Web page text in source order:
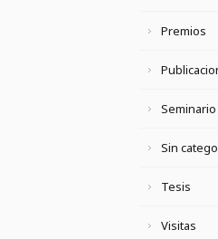
Premios
Seminario
Sin
Tesis
Visitas